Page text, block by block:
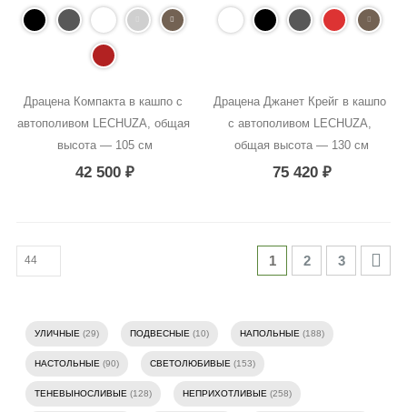
Драцена Компакта в кашпо с
автополивом LECHUZA, общая
высота — 105 см
42 500₽
Драцена Джанет Крейг в кашпо
с автополивом LECHUZA,
общая высота — 130 см
75 420 ₽
1 2 3
УЛИЧНЫЕ (29) ПОДВЕСНЫЕ (10) НАПОЛЬНЫЕ (188)
НАСТОЛЬНЫЕ (90) СВЕТОЛЮБИВЫЕ (153)
ТЕНЕВЫНОСЛИВЫЕ (128) НЕПРИХОТЛИВЫЕ (258)